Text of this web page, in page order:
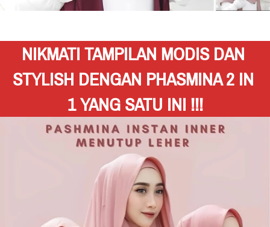
NIKMATI TAMPILAN MODIS DAN
STYLISH DENGAN PHASMINA 2 IN
1 YANG SATU INI !!!